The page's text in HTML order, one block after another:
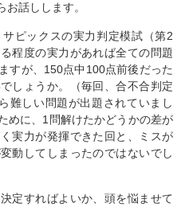
話しします。
ピックスの実力判定模試（第2
程度の実力があれば全ての問題
すが、150点中100点前後だった
しょうか。（毎回、合不合判定
難しい問題が出題されていまし
めに、1問解けたかどうかの差が
実力が発揮できた回と、ミスが
動してしまったのではないでし
定すればよいか、頭を悩ませて